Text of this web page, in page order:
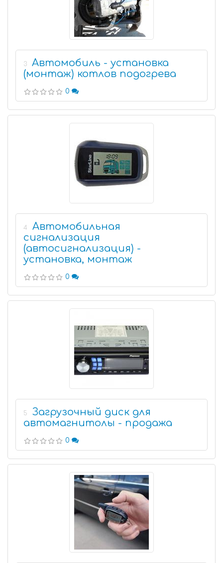
3
Автомобиль - установка
(монтаж) котлов подогрева
0
4
Автомобильная
сигнализация
(автосигнализация) -
установка, монтаж
0
5
Загрузочный диск для
автомагнитолы - продажа
0